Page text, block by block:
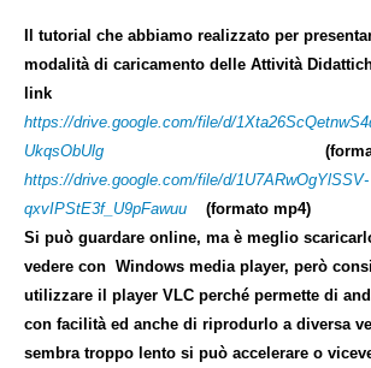
Il tutorial che abbiamo realizzato per
modalità di caricamento delle Attività
link
https://drive.google.com/file/d/
UkqsObUlg
(formato
https://drive.google.com/file/d/1U7ARwOgYlSSV-
qxvIPStE3f_U9pFawuu (formato mp4)
Si può guardare online, ma è meglio
vedere con Windows media player, però
utilizzare il player VLC perché permette di
con facilità ed anche di riprodurlo a diversa
sembra troppo lento si può accelerare o